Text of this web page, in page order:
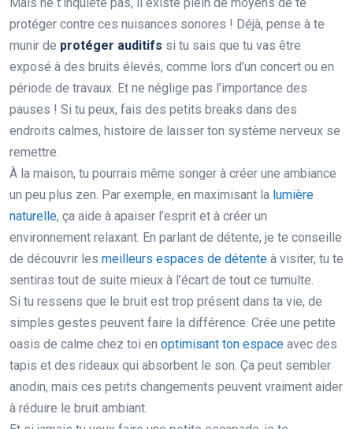
protéger contre ces nuisances sonores ! Déjà, pense à te
munir de protéger auditifs si tu sais que tu vas être
exposé à des bruits élevés, comme lors d’un concert ou en
période de travaux. Et ne néglige pas l’importance des
pauses ! Si tu peux, fais des petits breaks dans des
endroits calmes, histoire de laisser ton système nerveux se
remettre.
À la maison, tu pourrais même songer à créer une ambiance
un peu plus zen. Par exemple, en maximisant la lumière
naturelle, ça aide à apaiser l’esprit et à créer un
environnement relaxant. En parlant de détente, je te conseille
de découvrir les meilleurs espaces de détente à visiter, tu te
sentiras tout de suite mieux à l’écart de tout ce tumulte.
Si tu ressens que le bruit est trop présent dans ta vie, de
simples gestes peuvent faire la différence. Crée une petite
oasis de calme chez toi en optimisant ton espace avec des
tapis et des rideaux qui absorbent le son. Ça peut sembler
anodin, mais ces petits changements peuvent vraiment aider
à réduire le bruit ambiant.